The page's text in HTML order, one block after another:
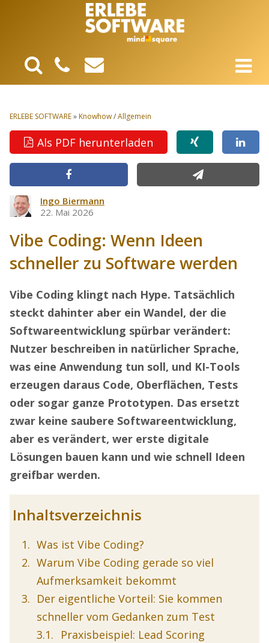
ERLEBE SOFTWARE»Knowhow/Allgemein
Als PDF herunterladen
Ingo Biermann
22. Mai 2026
Vibe Coding: Wenn Ideen
schneller zu Software werden
Vibe Coding klingt nach Hype. Tatsächlich
steckt dahinter aber ein Wandel, der die
Softwareentwicklung spürbar verändert:
Nutzer beschreiben in natürlicher Sprache,
was eine Anwendung tun soll, und KI-Tools
erzeugen daraus Code, Oberflächen, Tests
oder sogar ganze Prototypen. Das ersetzt
zwar keine saubere Softwareentwicklung,
aber es verändert, wer erste digitale
Lösungen bauen kann und wie schnell Ideen
greifbar werden.
Inhaltsverzeichnis
Was ist Vibe Coding?
Warum Vibe Coding gerade so viel
Aufmerksamkeit bekommt
Der eigentliche Vorteil: Sie kommen
schneller vom Gedanken zum Test
Praxisbeispiel: Lead Scoring